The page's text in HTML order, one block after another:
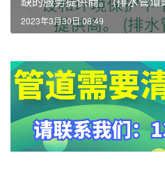
2023年3月30日 08:49